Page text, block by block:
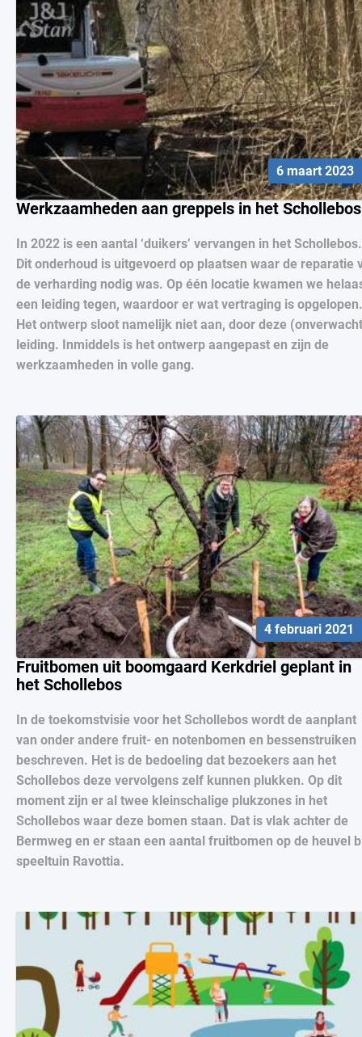
6 maart 2023
Werkzaamheden aan greppels in het Schollebos
In 2022 is een aantal ‘duikers’ vervangen in het Schollebos.
Dit onderhoud is uitgevoerd op plaatsen waar de reparatie
de verharding nodig was. Op één locatie kwamen we
een leiding tegen, waardoor er wat vertraging is opgelopen.
Het ontwerp sloot namelijk niet aan, door deze
leiding. Inmiddels is het ontwerp aangepast en zijn de
werkzaamheden in volle gang.
4 februari 2021
Fruitbomen uit boomgaard Kerkdriel geplant in
het Schollebos
In de toekomstvisie voor het Schollebos wordt de aanplant
van onder andere fruit- en notenbomen en bessenstruiken
beschreven. Het is de bedoeling dat bezoekers aan het
Schollebos deze vervolgens zelf kunnen plukken. Op dit
moment zijn er al twee kleinschalige plukzones in het
Schollebos waar deze bomen staan. Dat is vlak achter de
Bermweg en er staan een aantal fruitbomen op de heuvel
speeltuin Ravottia.